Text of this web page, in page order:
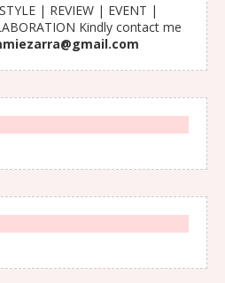
| REVIEW | EVENT |
Kindly contact me